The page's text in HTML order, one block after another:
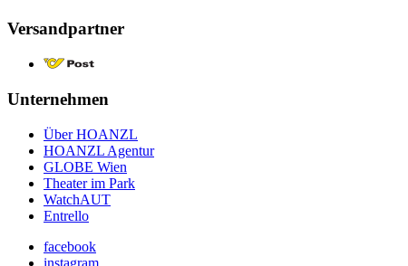
Versandpartner
Unternehmen
Über HOANZL
HOANZL Agentur
GLOBE Wien
Theater im Park
WatchAUT
Entrello
facebook
instagram